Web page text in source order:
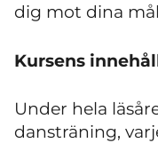
dig mot dina
Kursens
Under hela
dansträning,